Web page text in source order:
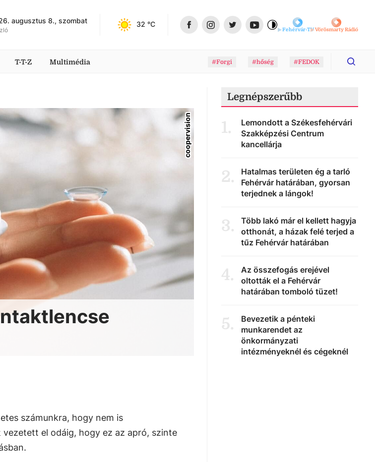
augusztus 8., szombat 32 °C
Fehérvár-TVVörösmarty Rádió
T-T-Z Multimédia #Forgi #hőség #FEDOK
coopervision
számunkra, hogy nem is
el odáig, hogy ez az apró, szinte
Legnépszerűbb
1.
Lemondott a Székesfehérvári
Szakképzési Centrum
kancellárja
2.
Hatalmas területen ég a tarló
Fehérvár határában, gyorsan
terjednek a lángok!
3.
Több lakó már el kellett hagyja
otthonát, a házak felé terjed a
tűz Fehérvár határában
4.
Az összefogás erejével
oltották el a Fehérvár
határában tomboló tüzet!
5.
Bevezetik a pénteki
munkarendet az
önkormányzati
intézményeknél és cégeknél